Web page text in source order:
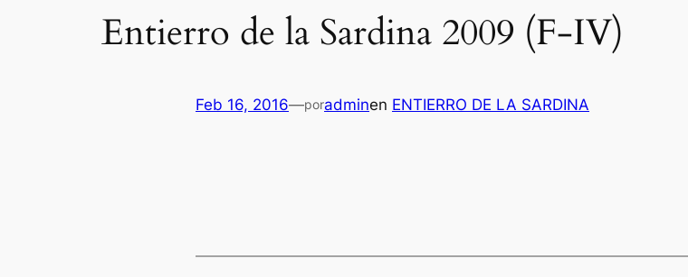
Entierro de la Sardina 2009 (F-IV)
Feb 16, 2016—poradminen ENTIERRO DE LA SARDINA